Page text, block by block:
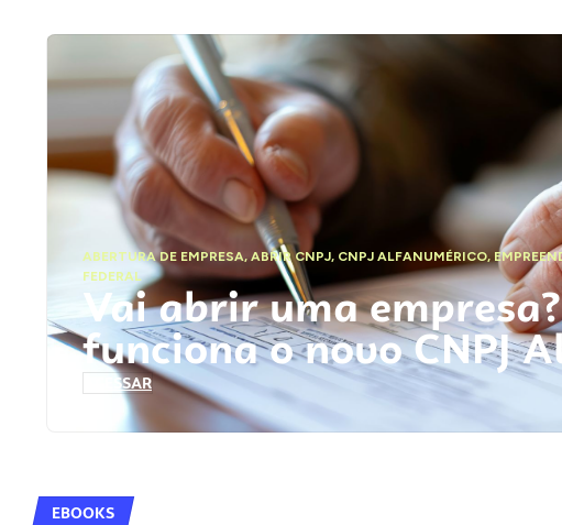
ABERTURA DE EMPRESA,ABRIR CNPJ, CNPJ ALFANUMÉRICO,
FEDERAL
Vai abrir uma
funciona o novo CNPJ
ACESSAR
EBOOKS